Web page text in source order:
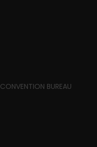
CONVENTION BUREAU